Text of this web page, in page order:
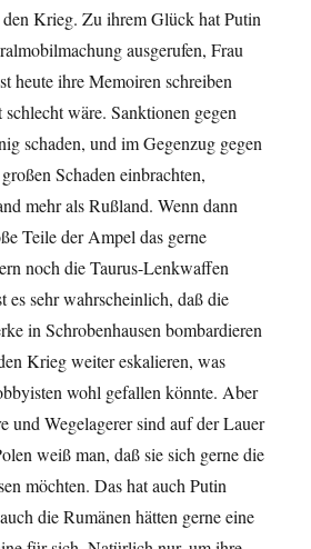
Krieg. Zu ihrem Glück hat Putin
ausgerufen, Frau
heute ihre Memoiren schreiben
wäre. Sanktionen gegen
schaden, und im Gegenzug gegen
Schaden einbrachten,
mehr als Rußland. Wenn dann
Teile der Ampel das gerne
noch die Taurus-Lenkwaffen
es sehr wahrscheinlich, daß die
in Schrobenhausen bombardieren
Krieg weiter eskalieren, was
wohl gefallen könnte. Aber
und Wegelagerer sind auf der Lauer
weiß man, daß sie sich gerne die
möchten. Das hat auch Putin
die Rumänen hätten gerne eine